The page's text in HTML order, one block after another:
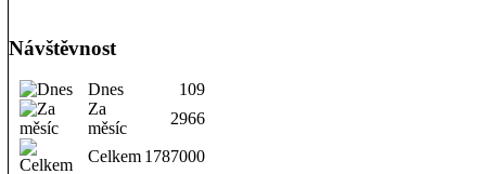
Návštěvnost
Dnes
109
Za
měsíc
2966
Celkem 1787000